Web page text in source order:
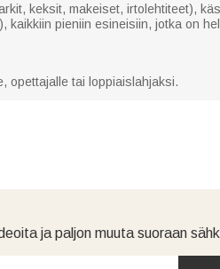
keksit, makeiset, irtolehtiteet),
kaikkiin pieniin esineisiin, jotka on
opettajalle tai loppiaislahjaksi.
ja paljon muuta suoraan